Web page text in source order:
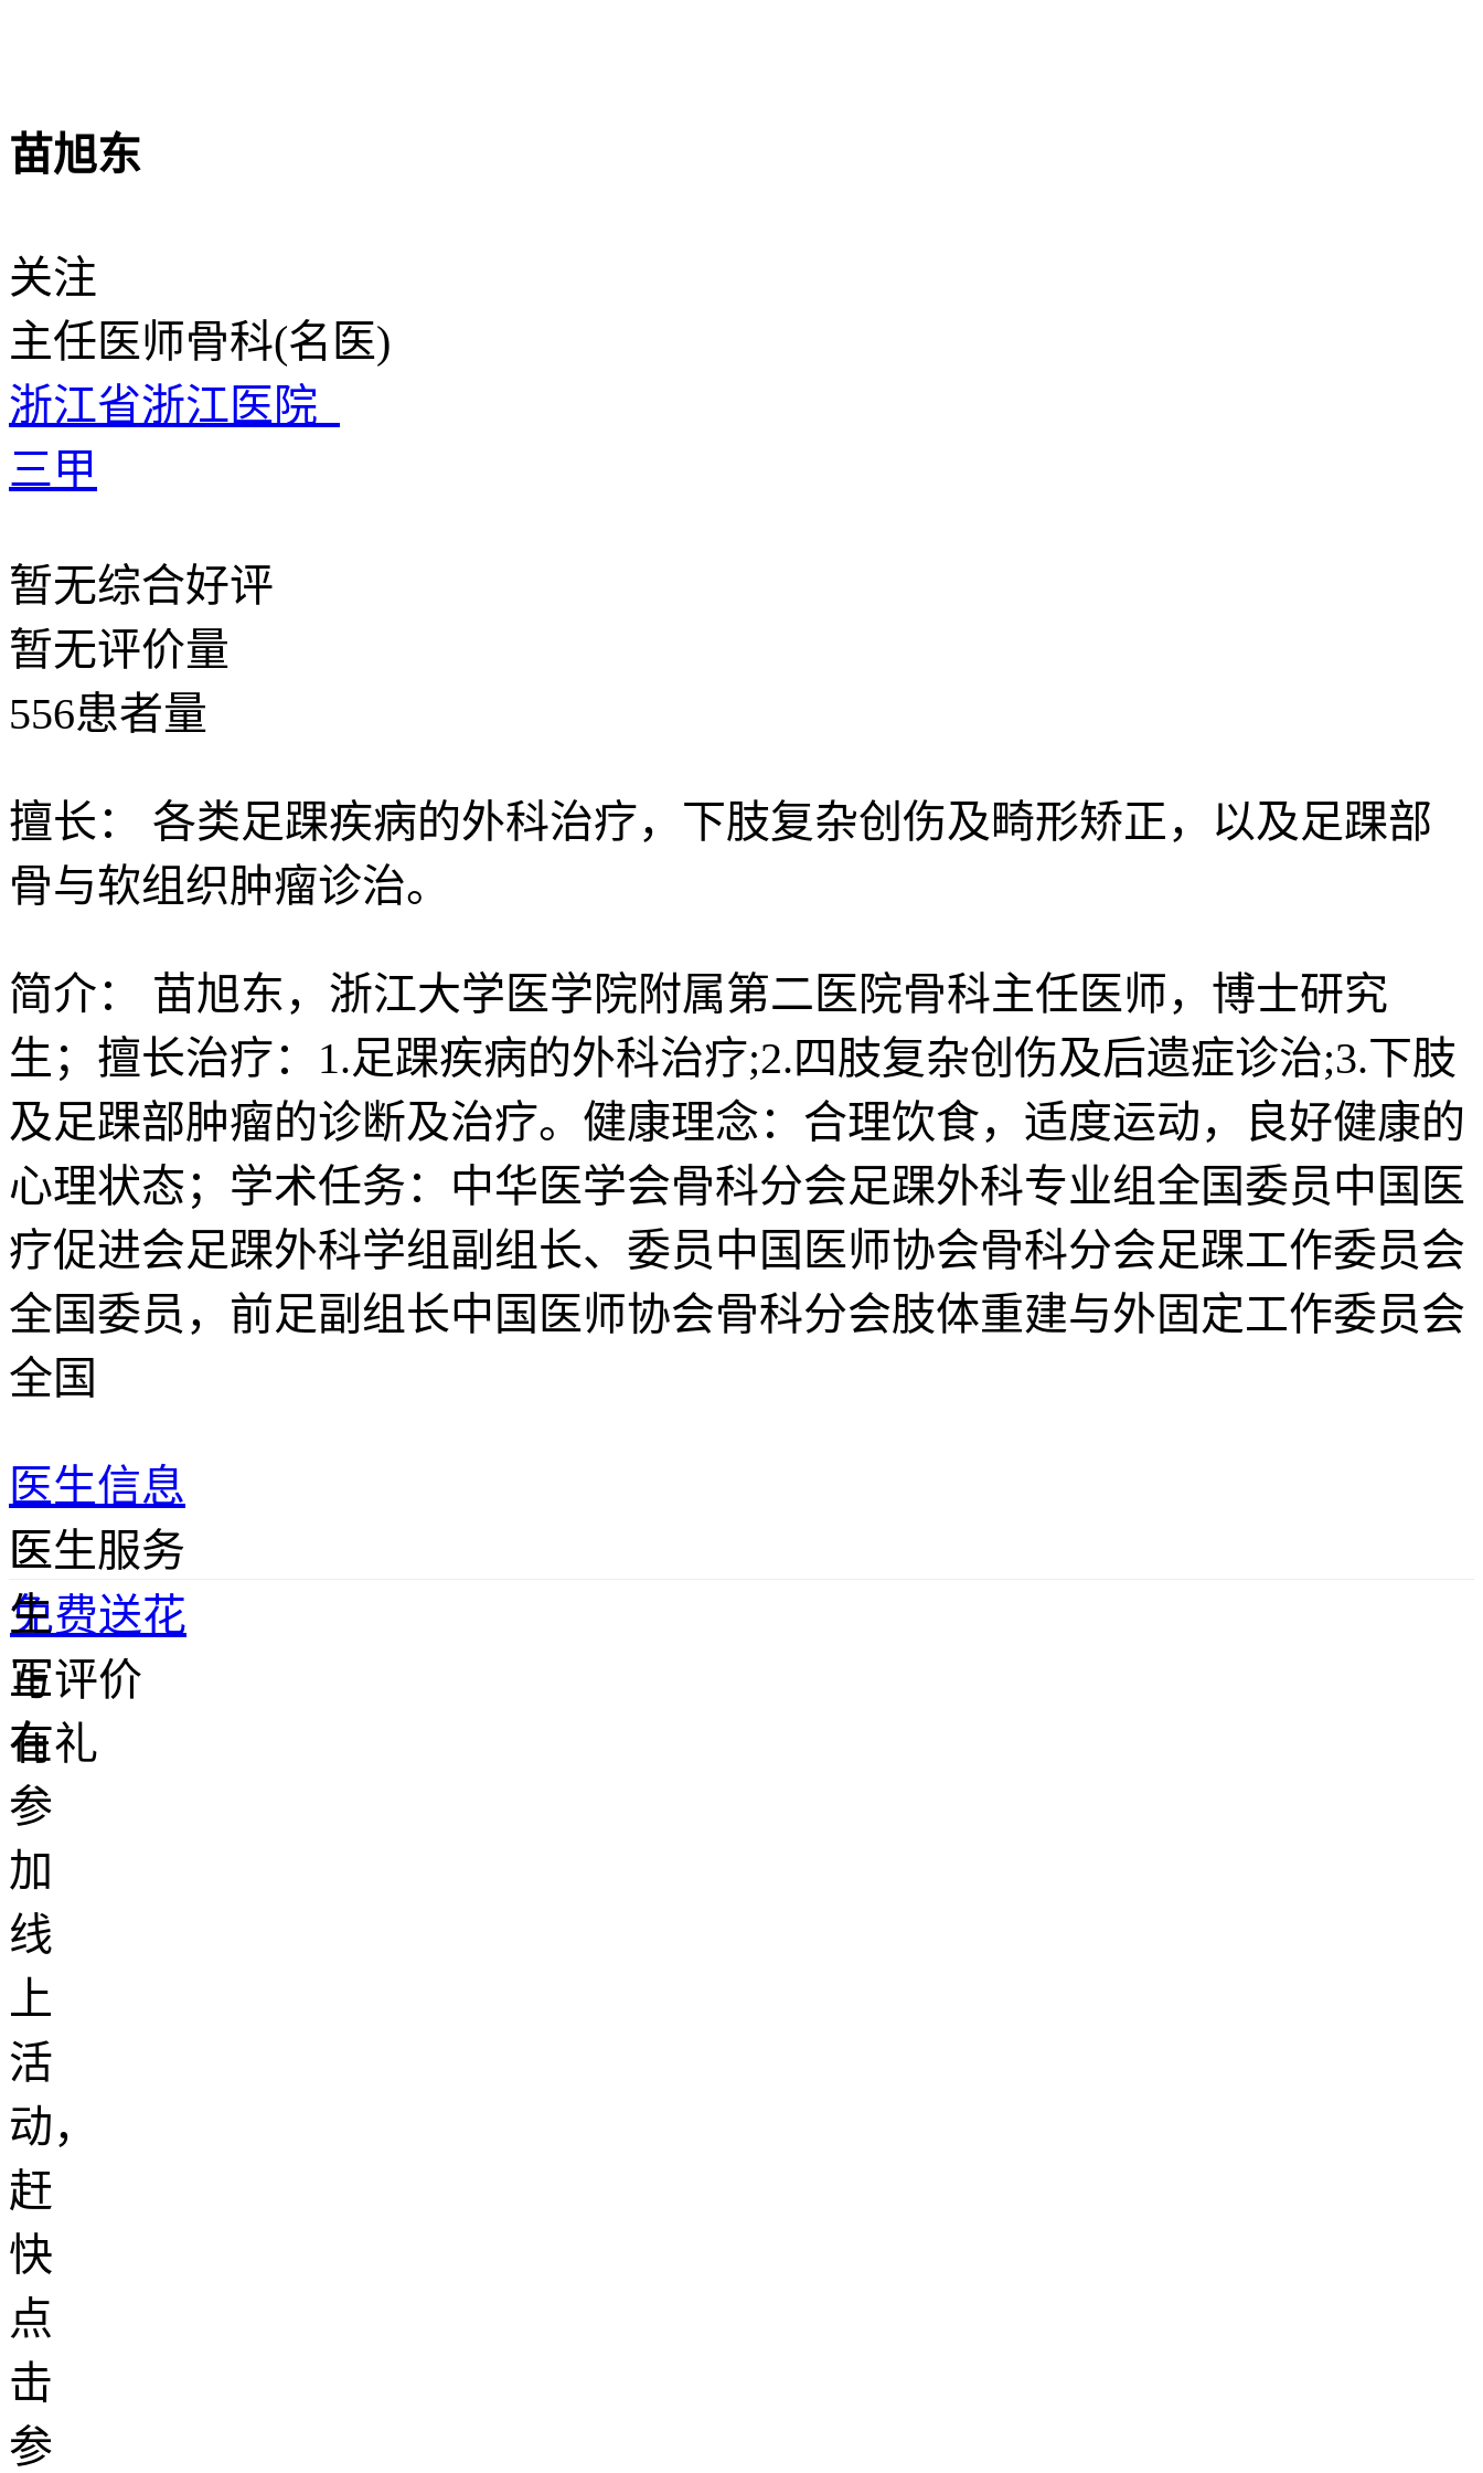
苗旭东
关注
主任医师骨科(名医)
浙江省浙江医院
三甲
暂无综合好评
暂无评价量
556患者量
擅长：
各类足踝疾病的外科治疗，下肢复杂创伤及畸形矫正，以及足踝部
骨与软组织肿瘤诊治。
简介：
苗旭东，浙江大学医学院附属第二医院骨科主任医师，博士研究
生；擅长治疗：1.足踝疾病的外科治疗;2.四肢复杂创伤及后遗症诊治;3.下肢
及足踝部肿瘤的诊断及治疗。健康理念：合理饮食，适度运动，良好健康的
心理状态；学术任务：中华医学会骨科分会足踝外科专业组全国委员中国医
疗促进会足踝外科学组副组长、委员中国医师协会骨科分会足踝工作委员会
全国委员，前足副组长中国医师协会骨科分会肢体重建与外固定工作委员会
全国
医生信息
医
生
正
在
参
加
线
上
活
动，
赶
快
点
击
参
医生服务
免费送花
写评价
有礼